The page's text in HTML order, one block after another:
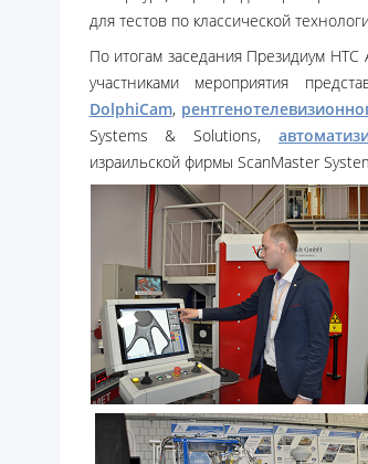
для тестов по классической
По итогам заседания Президиум
участниками мероприятия
DolphiCam,
Systems & Solutions,
израильской фирмы ScanMaster